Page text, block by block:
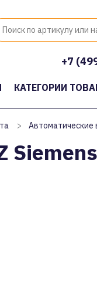
+7
КАТЕГОРИИ
> Автоматические
Siemens